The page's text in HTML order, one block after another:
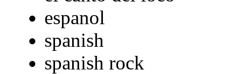
espanol
spanish
spanish rock